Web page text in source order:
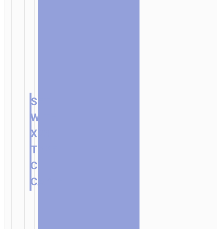
SET
WITH
X23
TYPE-
C
CABLE